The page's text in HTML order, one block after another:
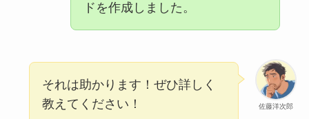
ドを作成しました。
佐藤洋次郎
それは助かります！ぜひ詳しく
教えてください！